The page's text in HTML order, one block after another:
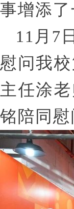
事增添
11月7
慰问我
主任涂
铭陪同慰